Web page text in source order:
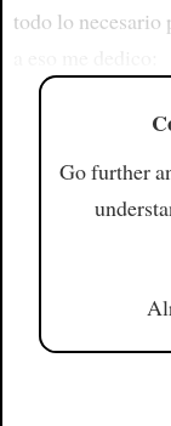
todo lo necesario
Go further